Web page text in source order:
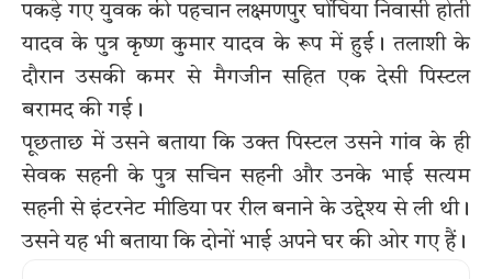
पकड़े गए युवक की पहचान लक्ष्मणपुर घोंघिया निवासी होती
यादव के पुत्र कृष्ण कुमार यादव के रूप में हुई। तलाशी के
दौरान उसकी कमर से मैगजीन सहित एक देसी पिस्टल
बरामद की गई।
पूछताछ में उसने बताया कि उक्त पिस्टल उसने गांव के ही
सेवक सहनी के पुत्र सचिन सहनी और उनके भाई सत्यम
सहनी से इंटरनेट मीडिया पर रील बनाने के उद्देश्य से ली थी।
उसने यह भी बताया कि दोनों भाई अपने घर की ओर गए हैं।